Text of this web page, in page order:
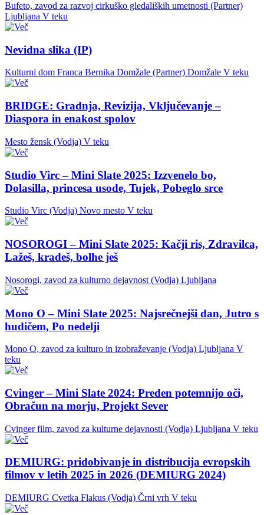
Bufeto, zavod za razvoj cirkuško gledaliških umetnosti (Partner)
Ljubljana V teku
Nevidna slika (IP)
Kulturni dom Franca Bernika Domžale (Partner) Domžale V teku
BRIDGE: Gradnja, Revizija, Vključevanje –
Diaspora in enakost spolov
Mesto žensk (Vodja) V teku
Studio Virc – Mini Slate 2025: Izzvenelo bo,
Dolasilla, princesa usode, Tujek, Pobeglo srce
Studio Virc (Vodja) Novo mesto V teku
NOSOROGI – Mini Slate 2025: Kačji ris, Zdravilca,
Lažeš, kradeš, bolhe ješ
Nosorogi, zavod za kulturno dejavnost (Vodja) Ljubljana
Mono O – Mini Slate 2025: Najsrečnejši dan, Jutro s
hudičem, Po nedelji
Mono O, zavod za kulturo in izobraževanje (Vodja) Ljubljana V
teku
Cvinger – Mini Slate 2024: Preden potemnijo oči,
Obračun na morju, Projekt Sever
Cvinger film, zavod za kulturne dejavnosti (Vodja) Ljubljana V teku
DEMIURG: pridobivanje in distribucija evropskih
filmov v letih 2025 in 2026 (DEMIURG 2024)
DEMIURG Cvetka Flakus (Vodja) Črni vrh V teku